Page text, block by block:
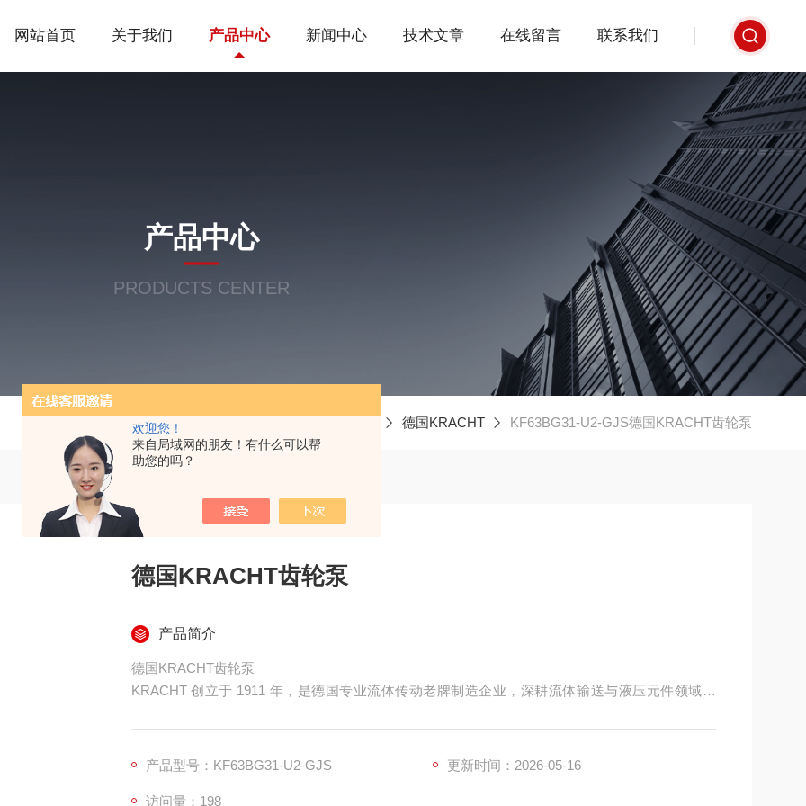
欢迎您！
来自局域网的朋友！有什么可以帮
助您的吗？
网站首页 关于我们 产品中心 新闻中心 技术文章 在线留言 联系我们
产品中心
PRODUCTS CENTER
当前位置： 德国KRACHT KF63BG31-U2-GJS德国KRACHT齿轮泵
德国KRACHT齿轮泵
产品简介
德国KRACHT齿轮泵
KRACHT 创立于 1911 年，是德国专业流体传动老牌制造企业，深耕流体输送与液压元件领域多
产品型号：KF63BG31-U2-GJS
更新时间：2026-05-16
访问量：198